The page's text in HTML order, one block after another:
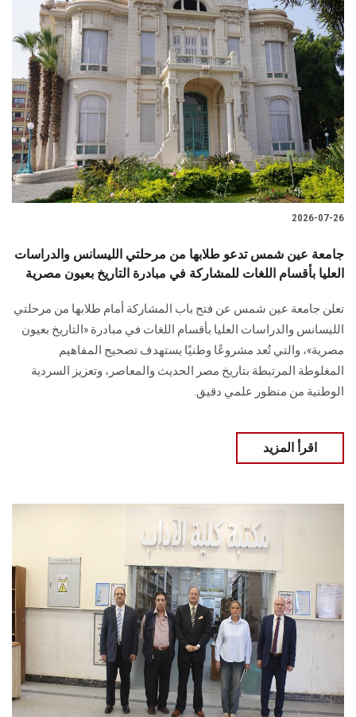
2026-07-26
جامعة عين شمس تدعو طلابها من مرحلتي الليسانس والدراسات
العليا بأقسام اللغات للمشاركة في مبادرة التاريخ بعيون مصرية
تعلن جامعة عين شمس عن فتح باب المشاركة أمام طلابها من مرحلتي
الليسانس والدراسات العليا بأقسام اللغات في مبادرة «التاريخ بعيون
مصرية»، والتي تُعد مشروعًا وطنيًا يستهدف تصحيح المفاهيم
المغلوطة المرتبطة بتاريخ مصر الحديث والمعاصر، وتعزيز السردية
الوطنية من منظور علمي دقيق.
اقرأ المزيد